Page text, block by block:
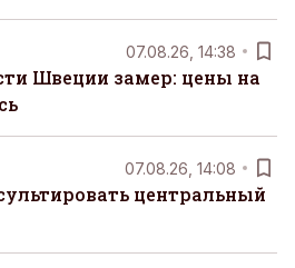
07.08.26, 14:38
Швеции замер: цены на
07.08.26, 14:08
центральный